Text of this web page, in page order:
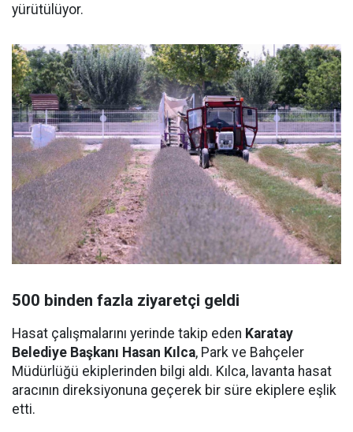
yürütülüyor.
500 binden fazla ziyaretçi geldi
Hasat çalışmalarını yerinde takip eden Karatay
Belediye Başkanı Hasan Kılca, Park ve Bahçeler
Müdürlüğü ekiplerinden bilgi aldı. Kılca, lavanta hasat
aracının direksiyonuna geçerek bir süre ekiplere eşlik
etti.